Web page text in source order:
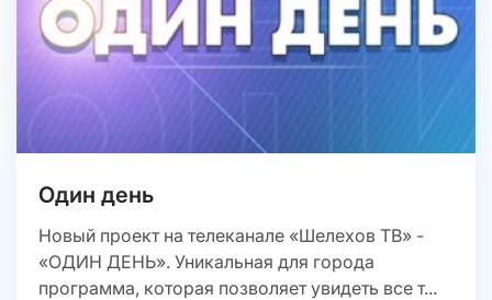
Один день
Новый проект на телеканале «Шелехов ТВ» -
«ОДИН ДЕНЬ». Уникальная для города
программа, которая позволяет увидеть все т...